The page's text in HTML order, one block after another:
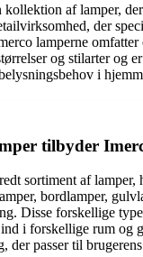
kollektion af lamper,
der
lamperne
og stilarter og
i
tilbyder
sortiment af lamper,
bordlamper,
Disse forskellige
ind i forskellige rum og
der passer til